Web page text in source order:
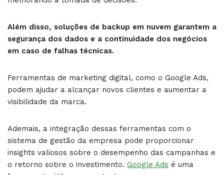
Além disso, soluções de backup em nuvem garantem a
segurança dos dados e a continuidade dos negócios
em caso de falhas técnicas.
Ferramentas de marketing digital, como o Google Ads,
podem ajudar a alcançar novos clientes e aumentar a
visibilidade da marca.
Ademais, a integração dessas ferramentas com o
sistema de gestão da empresa pode proporcionar
insights valiosos sobre o desempenho das campanhas e
o retorno sobre o investimento. Google Ads é uma